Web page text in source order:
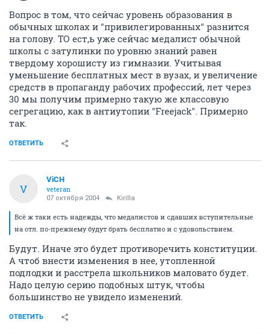
Вопрос в том, что сейчас уровень образования в
обычных школах и "привилегированных" разнится
на голову. ТО ест,ь уже сейчас медалист обычной
школы с затулинки по уровню знаний равен
твердому хорошисту из гимназии. Учитывая
уменьшение бесплатных мест в вузах, и увеличение
средств в пропаганду рабочих профессий, лет через
30 мы получим примерно такую же классовую
сегрегацию, как в антиутопии "Freejack". Примерно
так.
ОТВЕТИТЬ
V
ViCH
veteran
07 октября 2004 Kirilla
Всё ж таки есть надежды, что медалистов и сдавших вступительные
на отл. по-прежнему будут брать бесплатно и с удовольствием.
Будут. Иначе это будет противоречить конституции.
А чтоб внести изменения в нее, утопленной
подлодки и расстрела школьников маловато будет.
Надо целую серию подобных штук, чтобы
большинство не увидело изменений.
ОТВЕТИТЬ